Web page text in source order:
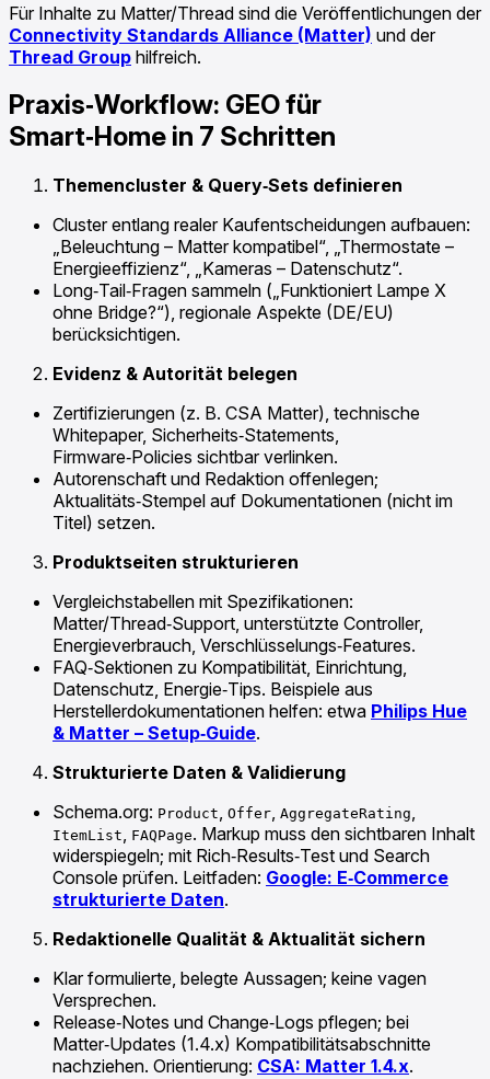
Für Inhalte zu Matter/Thread sind die Veröffentlichungen der
Connectivity Standards Alliance (Matter) und der
Thread Group hilfreich.
Praxis‑Workflow: GEO für
Smart‑Home in 7 Schritten
Themencluster & Query‑Sets definieren
Cluster entlang realer Kaufentscheidungen aufbauen:
„Beleuchtung – Matter kompatibel“, „Thermostate –
Energieeffizienz“, „Kameras – Datenschutz“.
Long‑Tail‑Fragen sammeln („Funktioniert Lampe X
ohne Bridge?“), regionale Aspekte (DE/EU)
berücksichtigen.
Evidenz & Autorität belegen
Zertifizierungen (z. B. CSA Matter), technische
Whitepaper, Sicherheits‑Statements,
Firmware‑Policies sichtbar verlinken.
Autorenschaft und Redaktion offenlegen;
Aktualitäts‑Stempel auf Dokumentationen (nicht im
Titel) setzen.
Produktseiten strukturieren
Vergleichstabellen mit Spezifikationen:
Matter/Thread‑Support, unterstützte Controller,
Energieverbrauch, Verschlüsselungs‑Features.
FAQ‑Sektionen zu Kompatibilität, Einrichtung,
Datenschutz, Energie‑Tips. Beispiele aus
Herstellerdokumentationen helfen: etwa Philips Hue
& Matter – Setup‑Guide.
Strukturierte Daten & Validierung
Schema.org: Product, Offer, AggregateRating,
ItemList, FAQPage. Markup muss den sichtbaren Inhalt
widerspiegeln; mit Rich‑Results‑Test und Search
Console prüfen. Leitfaden: Google: E‑Commerce
strukturierte Daten.
Redaktionelle Qualität & Aktualität sichern
Klar formulierte, belegte Aussagen; keine vagen
Versprechen.
Release‑Notes und Change‑Logs pflegen; bei
Matter‑Updates (1.4.x) Kompatibilitätsabschnitte
nachziehen. Orientierung: CSA: Matter 1.4.x.